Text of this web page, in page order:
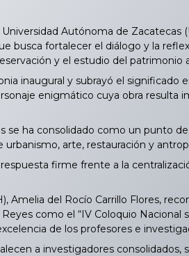
Autónoma de Zacatecas
busca fortalecer el diálogo y la
y el estudio del patrimonio
inaugural y subrayó el significado
enigmático cuya obra resulta
se ha consolidado como un punto
arte, restauración y
firme frente a la
Amelia del Rocío Carrillo Flores,
como el “IV Coloquio
de los profesores e
a investigadores